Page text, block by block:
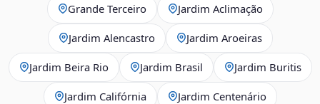
Grande Terceiro Jardim Aclimação
Jardim Alencastro Jardim Aroeiras
Jardim Beira Rio Jardim Brasil Jardim Buritis
Jardim Califórnia Jardim Centenário